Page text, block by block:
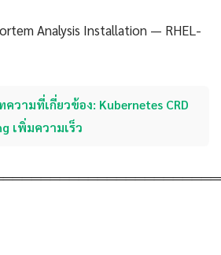
Analysis Installation — RHEL-
ความที่เกี่ยวข้อง: Kubernetes CRD
เพิ่มความเร็ว